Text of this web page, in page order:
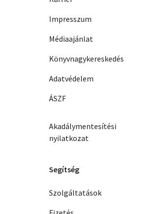
Impresszum
Médiaajánlat
Könyvnagykereskedés
Adatvédelem
ÁSZF
Akadálymentesítési
nyilatkozat
Segítség
Szolgáltatások